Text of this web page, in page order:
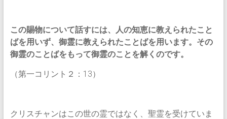
この賜物について話すには、人の知恵に教えられたこと
ばを用いず、御霊に教えられたことばを用います。その
御霊のことばをもって御霊のことを解くのです。
（第一コリント２：13）
クリスチャンはこの世の霊ではなく、聖霊を受けていま